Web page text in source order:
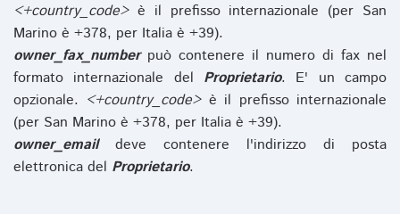
<+country_code>è il prefisso internazionale (per San
Marino è +378, per Italia è +39).
owner_fax_numberpuò contenere il numero di fax nel
formato internazionale del Proprietario. E' un campo
opzionale. <+country_code>è il prefisso internazionale
(per San Marino è +378, per Italia è +39).
owner_emaildeve contenere l'indirizzo di posta
elettronica del Proprietario.